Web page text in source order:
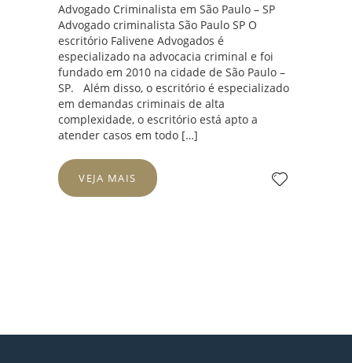
Advogado Criminalista em São Paulo – SP
Advogado criminalista São Paulo SP O
escritório Falivene Advogados é
especializado na advocacia criminal e foi
fundado em 2010 na cidade de São Paulo –
SP. Além disso, o escritório é especializado
em demandas criminais de alta
complexidade, o escritório está apto a
atender casos em todo […]
VEJA MAIS